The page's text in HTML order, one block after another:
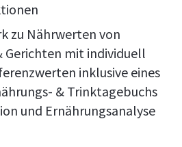
zu Nährwerten von
mit individuell
inklusive eines
& Trinktagebuchs
und Ernährungsanalyse